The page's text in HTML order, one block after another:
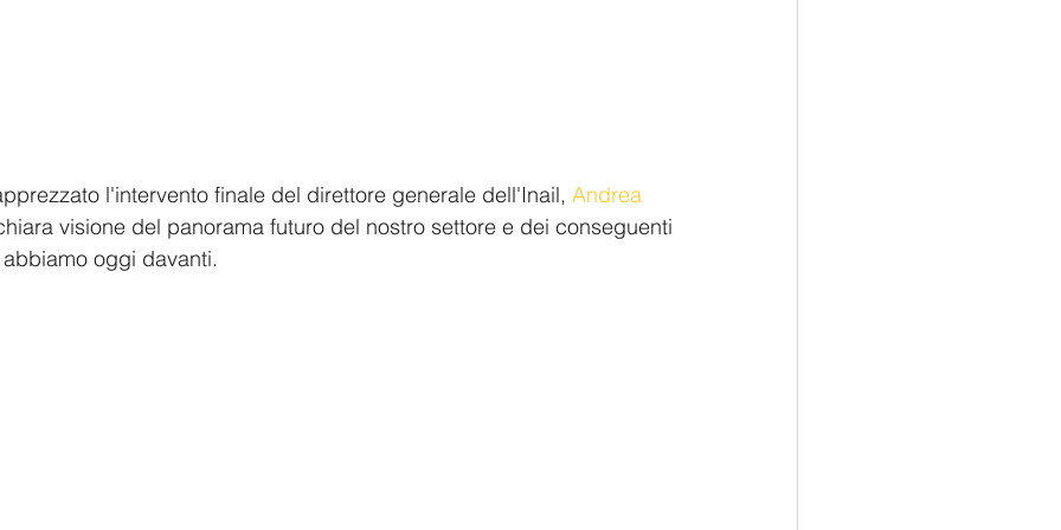
l'intervento finale del direttore generale dell'Inail, Andrea
visione del panorama futuro del nostro settore e dei conseguenti
oggi davanti.